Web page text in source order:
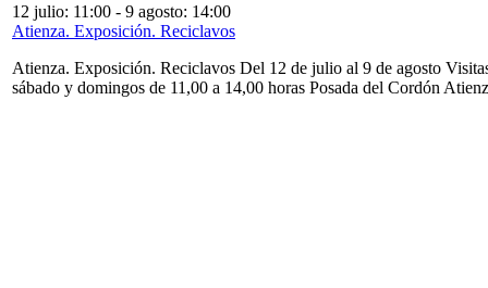
12 julio: 11:00 - 9 agosto: 14:00
Atienza. Exposición. Reciclavos
Atienza. Exposición. Reciclavos Del 12 de julio al 9 de agosto
sábado y domingos de 11,00 a 14,00 horas Posada del Cordón